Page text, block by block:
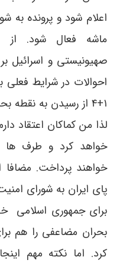
اعلام شود و پرونده به
ماشه فعال شود. از
صهیونیستی و اسرائیل
احوالات در شرایط فعلی
۱+۴ از رسیدن به
لذا من کماکان اعتقاد
خواهد کرد و طرف
خواهند پرداخت.
پای ایران به شورای
برای جمهوری اسلامی
بحران مضاعفی را هم
کرد. اما نکته مهم